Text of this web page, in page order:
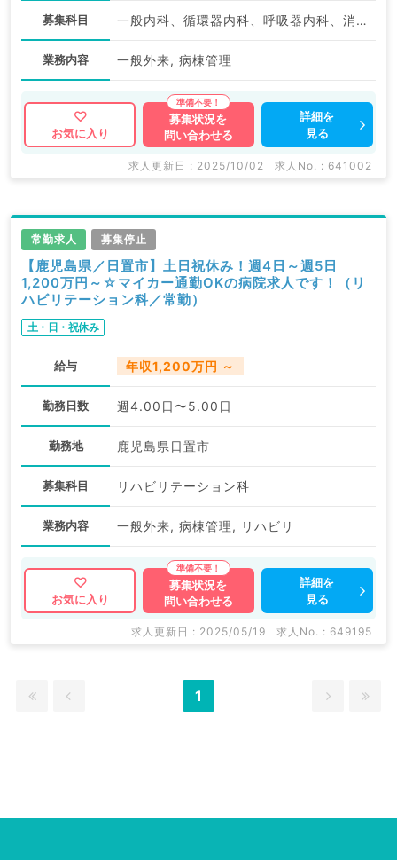
募集科目 一般内科、循環器内科、呼吸器内科、消化器内科、内分泌・代謝内科
業務内容 一般外来, 病棟管理
お気に入り
募集状況を
問い合わせる
詳細を
見る
求人更新日 : 2025/10/02 求人No. : 641002
常勤求人 募集停止
【鹿児島県／日置市】土日祝休み！週4日～週5日
1,200万円～☆マイカー通勤OKの病院求人です！（リ
ハビリテーション科／常勤）
土・日・祝休み
給与 年収1,200万円 ～
勤務日数 週4.00日〜5.00日
勤務地 鹿児島県日置市
募集科目 リハビリテーション科
業務内容 一般外来, 病棟管理, リハビリ
お気に入り
募集状況を
問い合わせる
詳細を
見る
求人更新日 : 2025/05/19 求人No. : 649195
1